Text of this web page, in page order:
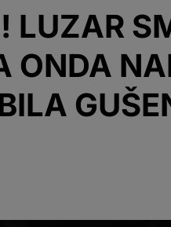
LUZAR
ONDA